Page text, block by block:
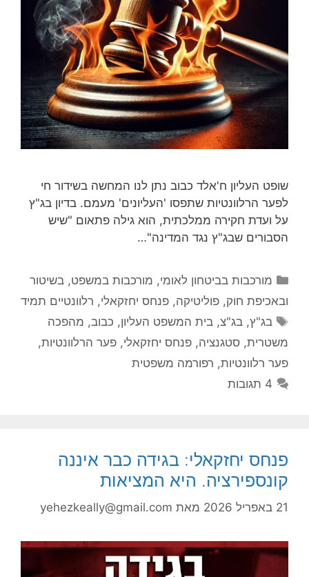
שופט העליון ח'אלד כבוב נתן לנו המחשה בשידור חי
לפער הרלוונטיות שתפסו 'העליונים' מעמם. בדיון בג"ץ
על ועדת חקירה ממלכתית, הוא גילה פתאום "שיש
הסבורים שבג"ץ נגד המדינה"…
קטגוריות
מורכבות בביטחון לאומי, מורכבות במשפט, בשיטור
ובאכיפת חוק, פוליטיקה, פנחס יחזקאלי, רלוונטיים תמיד
תגיות
בג"ץ,בג"צ,בית המשפט העליון, כבוב, מהפכה
משטרית, סטגנציה, פנחס יחזקאלי, פער הרלוונטיות,
פער רלוונטיות, רפורמה משפטית
4 תגובות
פנחס יחזקאלי: בגידה כבר איננה
קונספירציה. היא המציאות
21 באפריל 2026 מאת yehezkeally@gmail.com